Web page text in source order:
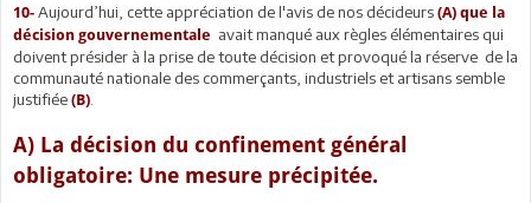
10- Aujourd’hui, cette appréciation de l'avis de nos décideurs (A) que la
décision gouvernementale avait manqué aux règles élémentaires qui
doivent présider à la prise de toute décision et provoqué la réserve de la
communauté nationale des commerçants, industriels et artisans semble
justifiée (B)
A) La décision du confinement général
obligatoire: Une mesure précipitée.